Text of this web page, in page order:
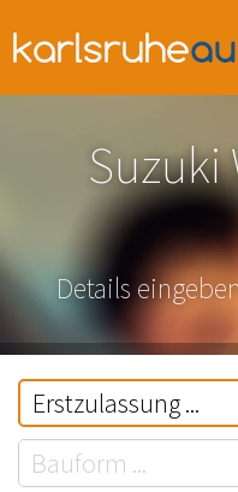
Suzuki
Details